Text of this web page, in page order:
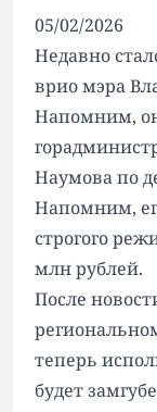
05/02/2026
Недавно
врио мэра
Напомним,
Наумова по
Напомним,
строгого
млн рублей.
После
теперь
будет